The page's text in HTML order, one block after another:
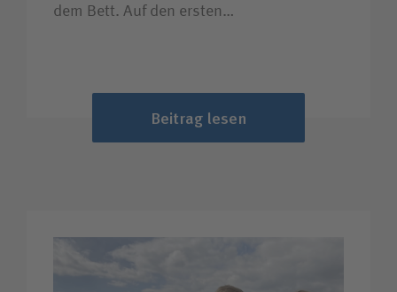
dem Bett. Auf den ersten…
Beitrag lesen